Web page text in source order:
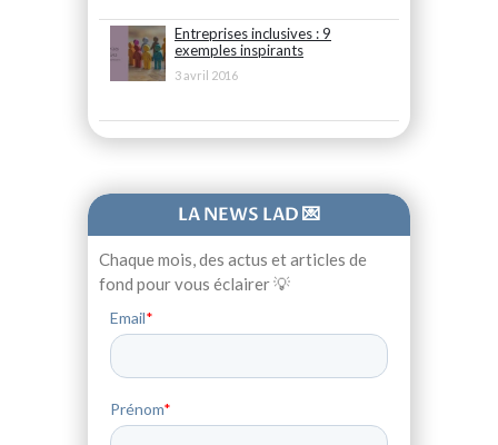
Entreprises inclusives : 9
exemples inspirants
3 avril 2016
LA NEWS LAD 💌
Chaque mois, des actus et articles de
fond pour vous éclairer 💡
Email*
Prénom*